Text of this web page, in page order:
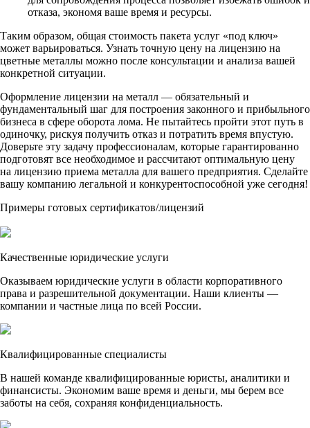
отказа, экономя ваше время и ресурсы.
Таким образом, общая стоимость пакета услуг «под ключ»
может варьироваться. Узнать точную цену на лицензию на
цветные металлы можно после консультации и анализа вашей
конкретной ситуации.
Оформление лицензии на металл — обязательный и
фундаментальный шаг для построения законного и прибыльного
бизнеса в сфере оборота лома. Не пытайтесь пройти этот путь в
одиночку, рискуя получить отказ и потратить время впустую.
Доверьте эту задачу профессионалам, которые гарантированно
подготовят все необходимое и рассчитают оптимальную цену
на лицензию приема металла для вашего предприятия. Сделайте
вашу компанию легальной и конкурентоспособной уже сегодня!
Примеры готовых сертификатов/лицензий
Качественные юридические услуги
Оказываем юридические услуги в области корпоративного
права и разрешительной документации. Наши клиенты —
компании и частные лица по всей России.
Квалифицированные специалисты
В нашей команде квалифицированные юристы, аналитики и
финансисты. Экономим ваше время и деньги, мы берем все
заботы на себя, сохраняя конфиденциальность.